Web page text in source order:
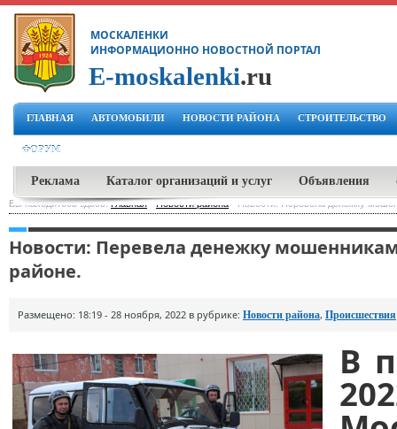
МОСКАЛЕНКИ
ИНФОРМАЦИОННО НОВОСТНОЙ ПОРТАЛ
E-moskalenki.ru
ГЛАВНАЯ АВТОМОБИЛИ НОВОСТИ РАЙОНА СТРОИТЕЛЬСТВО
ФОРУМ
Реклама Каталог организаций и услуг Объявления
Вы находитесь здесь:Главная-Новости района Новости: Перевела денежку
Новости: Перевела денежку
районе.
Размещено: 18:19 - 28 ноября, 2022 в рубрике: Новости района, Происшествия
В